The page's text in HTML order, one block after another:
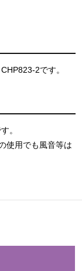
2です。
。
使用でも風音等は